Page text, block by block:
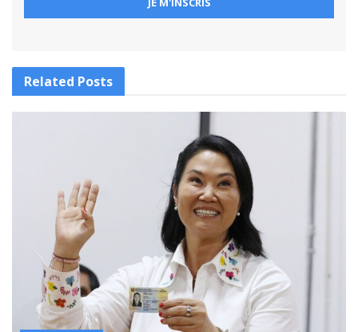
Related Posts